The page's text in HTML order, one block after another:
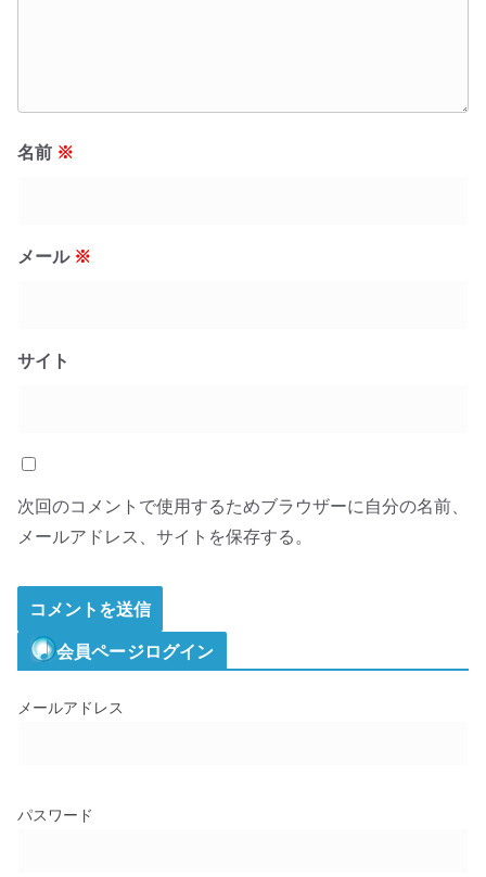
名前 ※
メール ※
サイト
次回のコメントで使用するためブラウザーに自分の名前、
メールアドレス、サイトを保存する。
会員ページログイン
メールアドレス
パスワード